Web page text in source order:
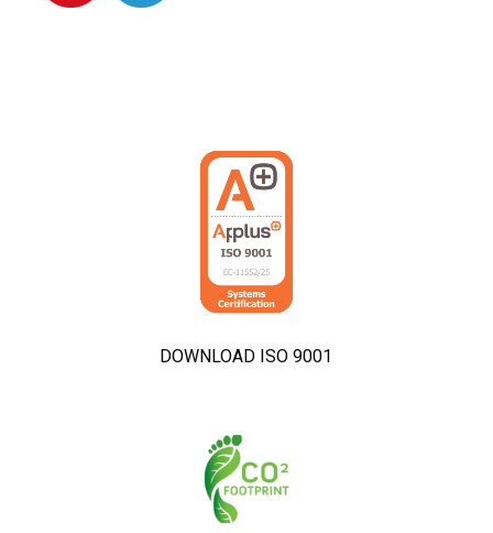
DOWNLOAD ISO 9001